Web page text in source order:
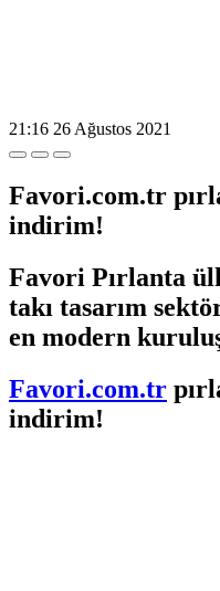
21:16 26 Ağustos 2021
Favori.com.tr
indirim!
Favori Pırlanta
takı tasarım
en modern
Favori.com.tr
indirim!